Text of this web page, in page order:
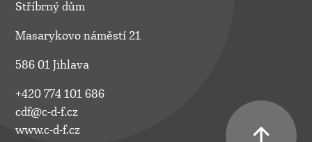
Stříbrný dům
Masarykovo náměstí 21
586 01 Jihlava
+420 774 101 686
cdf@c-d-f.cz
www.c-d-f.cz